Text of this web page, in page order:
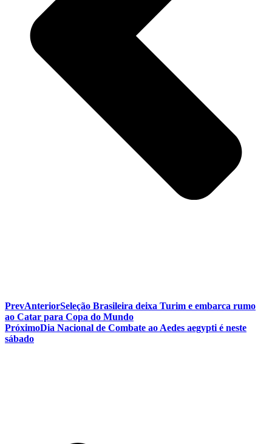
PrevAnteriorSeleção Brasileira deixa Turim e embarca rumo
ao Catar para Copa do Mundo
PróximoDia Nacional de Combate ao Aedes aegypti é neste
sábado